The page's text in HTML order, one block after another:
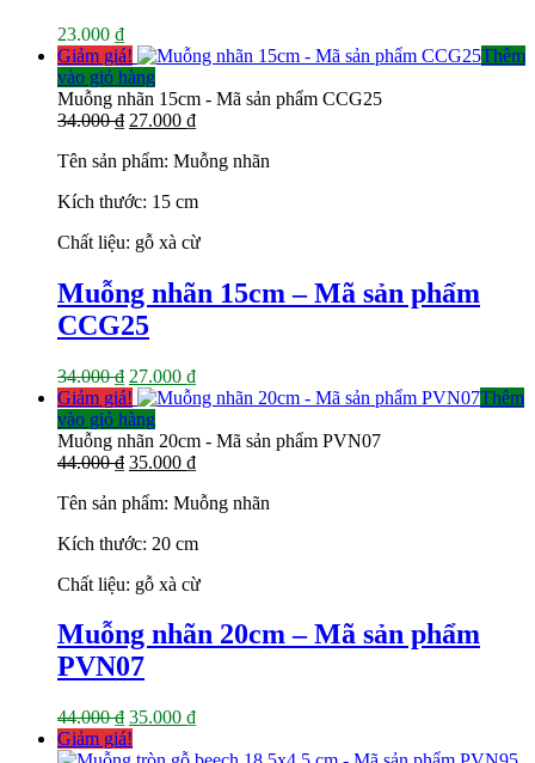
23.000 ₫
Giảm giá!
Thêm
vào giỏ hàng
Muỗng nhãn 15cm - Mã sản phẩm CCG25
34.000₫ Giá
là:
27.000 ₫Giá
tại
27.000 ₫.
Tên sản phẩm: Muỗng nhãn
Kích thước: 15 cm
Chất liệu: gỗ xà cừ
Muỗng nhãn 15cm – Mã sản phẩm
CCG25
34.000₫ Giá
gốc
là:
34.000 ₫.
27.000 ₫Giá
hiện
là:
27.000 ₫.
Giảm giá!
Thêm
vào giỏ hàng
Muỗng nhãn 20cm - Mã sản phẩm PVN07
44.000₫ Giá
là:
35.000 ₫Giá
tại
35.000 ₫.
Tên sản phẩm: Muỗng nhãn
Kích thước: 20 cm
Chất liệu: gỗ xà cừ
Muỗng nhãn 20cm – Mã sản phẩm
PVN07
44.000₫ Giá
gốc
35.000 ₫Giá
Giảm giá!